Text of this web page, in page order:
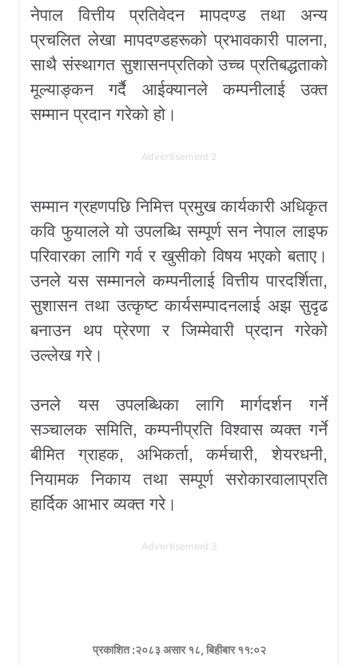
नेपाल वित्तीय प्रतिवेदन मापदण्ड तथा अन्य
प्रचलित लेखा मापदण्डहरूको प्रभावकारी पालना,
साथै संस्थागत सुशासनप्रतिको उच्च प्रतिबद्धताको
मूल्याङ्कन गर्दै आईक्यानले कम्पनीलाई उक्त
सम्मान प्रदान गरेको हो।
Advertisement 2
सम्मान ग्रहणपछि निमित्त प्रमुख कार्यकारी अधिकृत
कवि फुयालले यो उपलब्धि सम्पूर्ण सन नेपाल लाइफ
परिवारका लागि गर्व र खुसीको विषय भएको बताए।
उनले यस सम्मानले कम्पनीलाई वित्तीय पारदर्शिता,
सुशासन तथा उत्कृष्ट कार्यसम्पादनलाई अझ सुदृढ
बनाउन थप प्रेरणा र जिम्मेवारी प्रदान गरेको
उल्लेख गरे।
उनले यस उपलब्धिका लागि मार्गदर्शन गर्ने
सञ्चालक समिति, कम्पनीप्रति विश्वास व्यक्त गर्ने
बीमित ग्राहक, अभिकर्ता, कर्मचारी, शेयरधनी,
नियामक निकाय तथा सम्पूर्ण सरोकारवालाप्रति
हार्दिक आभार व्यक्त गरे।
Advertisement 3
प्रकाशित :२०८३ असार १८, बिहीबार ११:०२